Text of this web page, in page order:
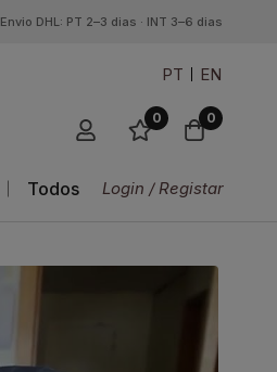
Envio DHL: PT 2–3 dias · INT 3–6 dias
PT EN
0 0
Todos Login / Registar